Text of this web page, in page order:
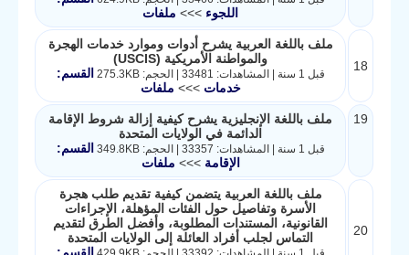
اللجوء >>> ملفات
18
ملف باللغة العربية يشرح أدوات وموارد خدمات الهجرة
والمواطنة الأمريكية (USCIS)
قبل 1 سنة | المشاهدات: 33481 | الحجم: 275.3KB
القسم:
خدمات>>> ملفات
19
ملف باللغة الإنجليزية يشرح كيفية إزالة شروط الإقامة
الدائمة في الولايات المتحدة
قبل 1 سنة | المشاهدات: 33357 | الحجم: 349.8KB
القسم:
الإقامة>>> ملفات
20
ملف باللغة العربية يتضمن كيفية تقديم طلب هجرة
الأسرة وتفاصيل حول الفئات المؤهلة، الإجراءات
القانونية، المستندات المطلوبة، وأفضل الطرق لتقديم
التماس لجلب أفراد العائلة إلى الولايات المتحدة